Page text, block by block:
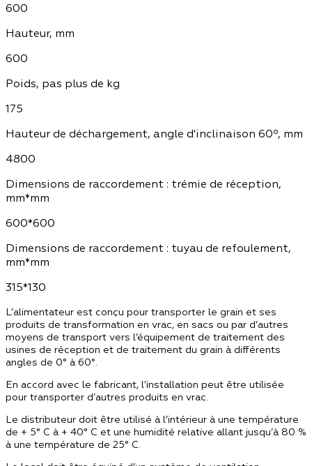
600
Hauteur, mm
600
Poids, pas plus de kg
175
Hauteur de déchargement, angle d'inclinaison 60º, mm
4800
Dimensions de raccordement : trémie de réception,
mm*mm
600*600
Dimensions de raccordement : tuyau de refoulement,
mm*mm
315*130
L’alimentateur est conçu pour transporter le grain et ses
produits de transformation en vrac, en sacs ou par d’autres
moyens de transport vers l’équipement de traitement des
usines de réception et de traitement du grain à différents
angles de 0° à 60°.
En accord avec le fabricant, l’installation peut être utilisée
pour transporter d’autres produits en vrac.
Le distributeur doit être utilisé à l’intérieur à une température
de + 5° C à + 40° C et une humidité relative allant jusqu’à 80 %
à une température de 25° C.